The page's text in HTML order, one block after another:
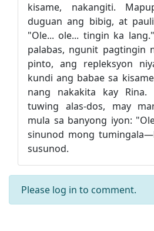
kisame, nakangiti.
duguan ang bibig, at
"Ole... ole... tingin ka
palabas, ngunit pagtingin
pinto, ang repleksyon
kundi ang babae sa
nang nakakita kay Rina.
tuwing alas-dos, may
mula sa banyong iyon:
sinunod mong
susunod.
Please log in to comment.